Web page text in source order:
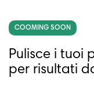
COOMING SOON
Pulisce i tuoi
per risultati